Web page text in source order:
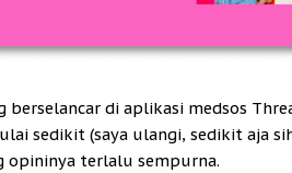
berselancar di aplikasi medsos
sedikit (saya ulangi, sedikit aja
opininya terlalu sempurna.